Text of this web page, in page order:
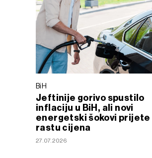
BiH
Jeftinije gorivo spustilo
inflaciju u BiH, ali novi
energetski šokovi prijete
rastu cijena
27.07.2026